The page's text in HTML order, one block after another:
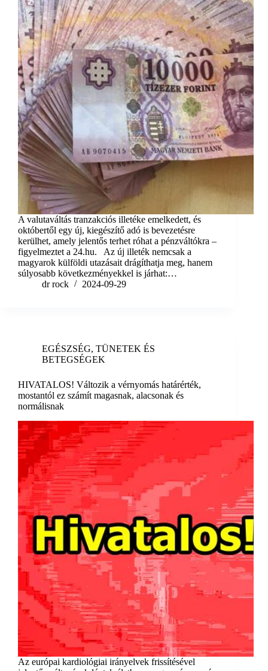
A valutaváltás tranzakciós illetéke emelkedett, és
októbertől egy új, kiegészítő adó is bevezetésre
kerülhet, amely jelentős terhet róhat a pénzváltókra –
figyelmeztet a 24.hu. Az új illeték nemcsak a
magyarok külföldi utazásait drágíthatja meg, hanem
súlyosabb következményekkel is járhat:…
dr rock
2024-09-29
EGÉSZSÉG, TÜNETEK ÉS
BETEGSÉGEK
HIVATALOS! Változik a vérnyomás határérték,
mostantól ez számít magasnak, alacsonak és
normálisnak
Az európai kardiológiai irányelvek frissítésével